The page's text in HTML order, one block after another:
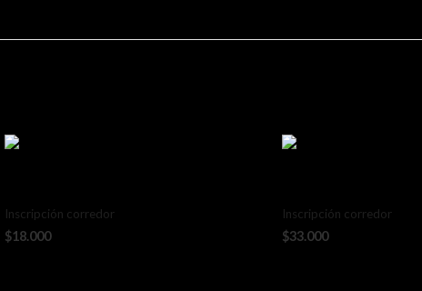
Inscripción corredor
$18.000
Inscripción corredor
$33.000